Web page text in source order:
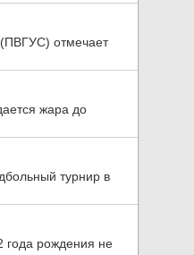
(ПВГУС) отмечает
жара до
турнир в
года рождения не